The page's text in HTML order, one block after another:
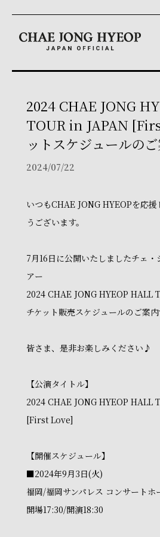
2024 CHAE JONG
TOUR in JAPAN
ットスケジュールの
2024/07/22
いつもCHAE JONG HYEOPを応援
うございます。
7月16日に公開いたしましたチェ
アー
2024 CHAE JONG HYEOP HALL
チケット販売スケジュールのご案内
皆さま、是非お楽しみください♪
【公演タイトル】
2024 CHAE JONG HYEOP HALL
[First Love]
【開催スケジュール】
■2024年9月3日(火)
福岡/福岡サンパレス コンサートホ
開場17:30/開演18:30